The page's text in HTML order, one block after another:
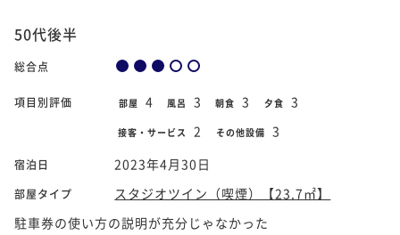
50代後半
総合点
項目別評価 部屋 4 風呂 3 朝食 3 夕食 3
接客・サービス 2 その他設備 3
宿泊日 2023年4月30日
部屋タイプ
スタジオツイン（喫煙）【23.7㎡】
駐車券の使い方の説明が充分じゃなかった